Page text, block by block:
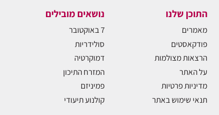
התוכן שלנו
מאמרים
פודקאסטים
הרצאות מצולמות
על האתר
מדיניות פרטיות
תנאי שימוש באתר
נושאים מובילים
7 באוקטובר
סולידריות
דמוקרטיה
המזרח התיכון
פמיניזם
קולנוע תיעודי